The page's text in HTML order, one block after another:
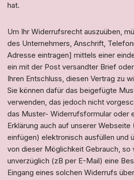
hat.
Um Ihr Widerrufsrecht auszuüben,
des Unternehmers, Anschrift,
Adresse eintragen] mittels einer
ein mit der Post versandter Brief
Ihren Entschluss, diesen Vertrag zu
Sie können dafür das beigefügte
verwenden, das jedoch nicht
das Muster- Widerrufsformular oder
Erklärung auch auf unserer
einfügen) elektronisch ausfüllen und
von dieser Möglichkeit Gebrauch, so
unverzüglich (zB per E-Mail) eine
Eingang eines solchen Widerrufs